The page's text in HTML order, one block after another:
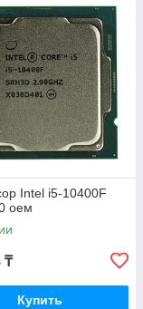
Intel i5-10400F
оем
₸
Купить